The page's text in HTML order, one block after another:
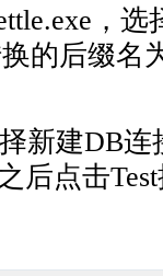
，
的后缀名
新建DB
后点击